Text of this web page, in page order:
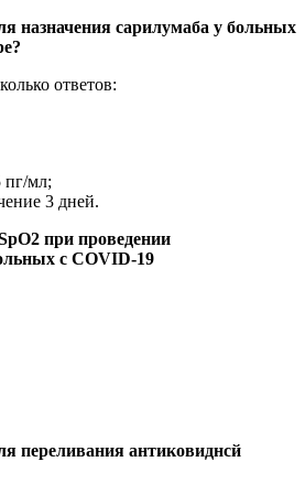
назначения сарилумаба у больных
ответов:
пг/мл;
3 дней.
при проведении
с COVID-19
переливания антиковиднсй